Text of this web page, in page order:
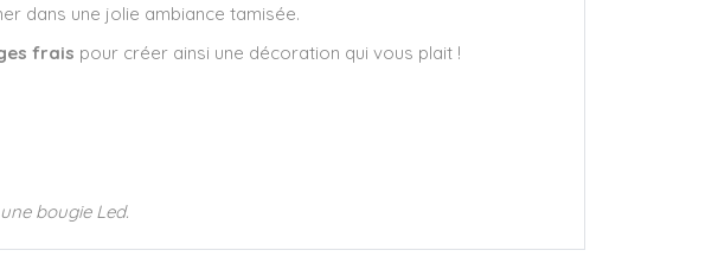
dans une jolie ambiance tamisée.
frais pour créer ainsi une décoration qui vous plait !
bougie Led.